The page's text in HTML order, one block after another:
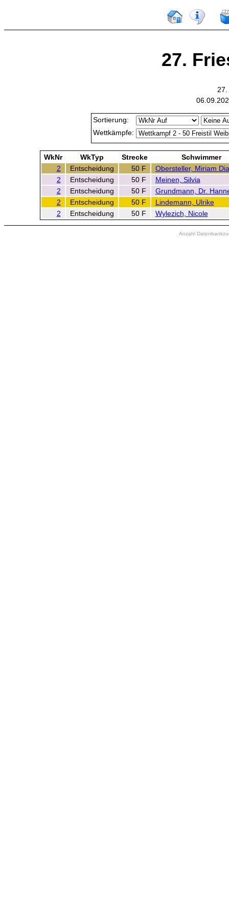
27.
27.
Sortierung:
Wettkämpfe:
WkNr WkTyp Strecke
Schwimmer
2
Entscheidung 50 F
Obersteller, Miriam
2
Entscheidung 50 F
Meinen, Silvia
2
Entscheidung 50 F
Grundmann, Dr.
2
Entscheidung 50 F
Lindemann, Ulrike
2
Entscheidung 50 F Wylezich, Nicole
Anzahl